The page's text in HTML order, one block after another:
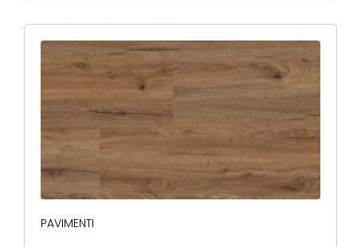
PAVIMENTI